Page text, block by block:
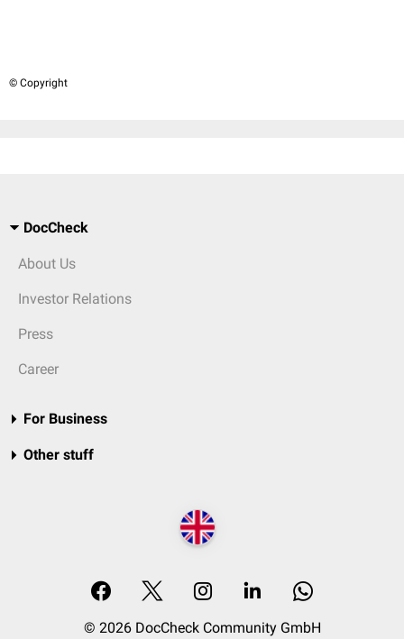
© Copyright
DocCheck
About Us
Investor Relations
Press
Career
For Business
Other stuff
© 2026 DocCheck Community GmbH